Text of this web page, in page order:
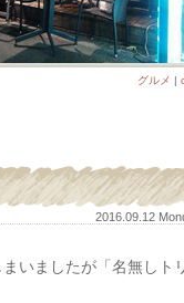
グルメ |
2016.09.12
いましたが「名無しト